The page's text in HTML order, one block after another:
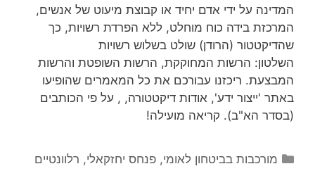
המדינה על ידי אדם יחיד או קבוצת מיעוט של אנשים,
המרכזת בידה כוח מוחלט, ללא הפרדת רשויות, כך
שהדיקטטור (הרודן) שולט בשלוש רשויות
השלטון: הרשות המחוקקת, הרשות השופטת והרשות
המבצעת. ריכזנו עבורכם את כל המאמרים שהופיעו
באתר 'ייצור ידע', אודות דיקטטורה, , על פי הכותבים
(בסדר הא"ב). קריאה מועילה!
קטגוריות
מורכבות בביטחון לאומי,פנחס יחזקאלי, רלוונטיים